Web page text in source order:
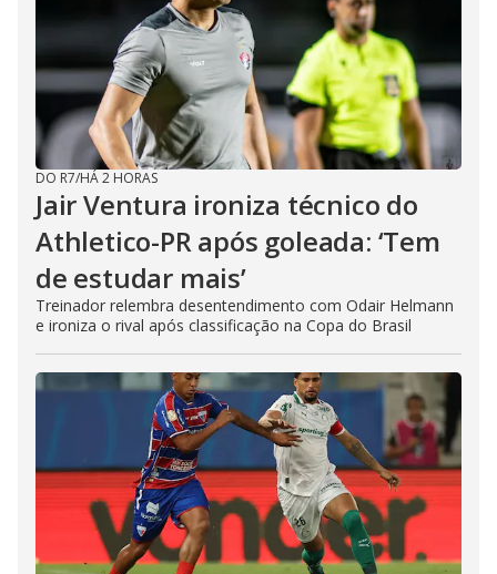
DO R7/HÁ 2 HORAS
Jair Ventura ironiza técnico do
Athletico-PR após goleada: ‘Tem
de estudar mais’
Treinador relembra desentendimento com Odair Helmann
e ironiza o rival após classificação na Copa do Brasil